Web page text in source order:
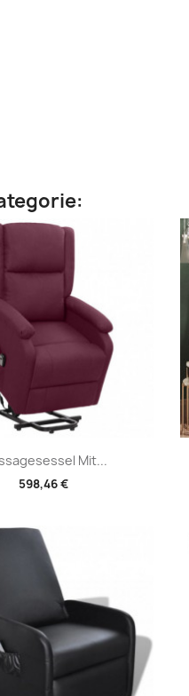
Mit...
598,46 €
Vorschau